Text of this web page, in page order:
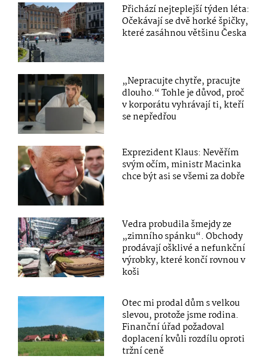
Přichází nejteplejší týden léta:
Očekávají se dvě horké špičky,
které zasáhnou většinu Česka
„Nepracujte chytře, pracujte
dlouho.“ Tohle je důvod, proč
v korporátu vyhrávají ti, kteří
se nepředřou
Exprezident Klaus: Nevěřím
svým očím, ministr Macinka
chce být asi se všemi za dobře
Vedra probudila šmejdy ze
„zimního spánku“. Obchody
prodávají ošklivé a nefunkční
výrobky, které končí rovnou v
koši
Otec mi prodal dům s velkou
slevou, protože jsme rodina.
Finanční úřad požadoval
doplacení kvůli rozdílu oproti
tržní ceně